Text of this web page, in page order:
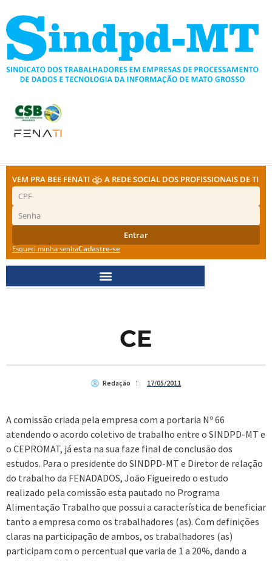
para
conteúdo
VEM PRA BEE FENATI A REDE SOCIAL DOS PROFISSIONAIS DE TI
Entrar
Esqueci minha senhaCadastre-se
CE
Redação 17/05/2011
A comissão criada pela empresa com a portaria Nº 66
atendendo o acordo coletivo de trabalho entre o SINDPD-MT e
o CEPROMAT, já esta na sua faze final de conclusão dos
estudos. Para o presidente do SINDPD-MT e Diretor de relação
do trabalho da FENADADOS, João Figueiredo o estudo
realizado pela comissão esta pautado no Programa
Alimentação Trabalho que possui a característica de beneficiar
tanto a empresa como os trabalhadores (as). Com definições
claras na participação de ambos, os trabalhadores (as)
participam com o percentual que varia de 1 a 20%, dando a